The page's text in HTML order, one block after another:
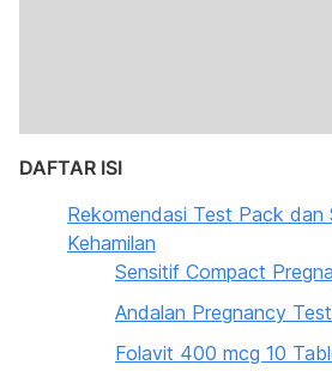
DAFTAR ISI
Rekomendasi Test Pack dan
Kehamilan
Sensitif Compact
Andalan Pregnancy
Folavit 400 mcg 10